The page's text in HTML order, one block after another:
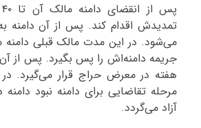
می‌شود. در این مدت مالک قبلی دامنه
جریمه دامنه‌اش را پس بگیرد. پس از
هفته در معرض حراج قرار می‌گیرد.
مرحله تقاضایی برای دامنه نبود
آزاد می‌گردد.